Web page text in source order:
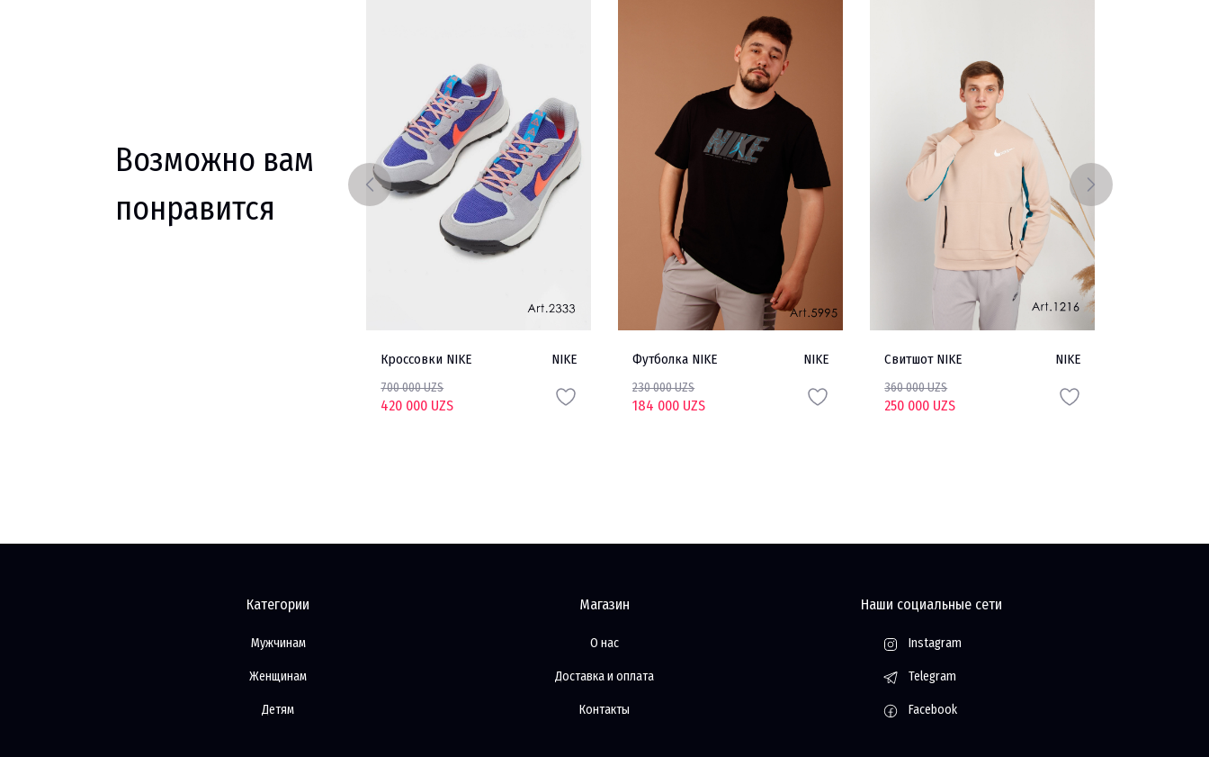
Возможно вам
понравится
Кроссовки NIKE NIKE
700 000 UZS
420 000 UZS
Футболка NIKE NIKE
230 000 UZS
184 000 UZS
Свитшот NIKE NIKE
360 000 UZS
250 000 UZS
Категории
Мужчинам
Женщинам
Детям
Магазин
О нас
Доставка и оплата
Контакты
Наши социальные сети
Instagram
Telegram
Facebook